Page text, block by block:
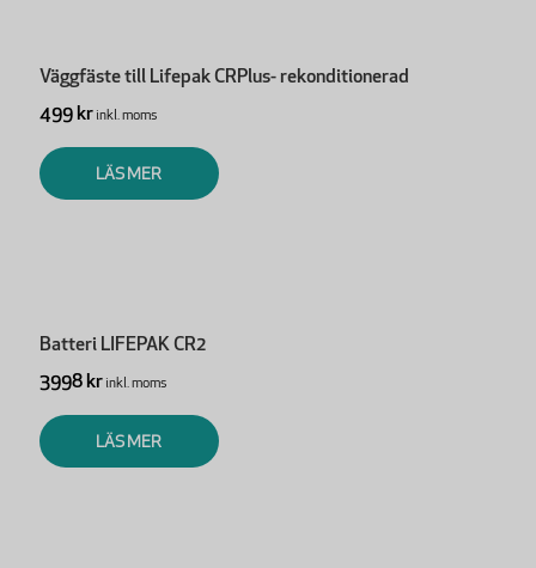
Väggfäste till Lifepak CRPlus- rekonditionerad
499 krinkl. moms
LÄS MER
Batteri LIFEPAK CR2
3998 krinkl. moms
LÄS MER